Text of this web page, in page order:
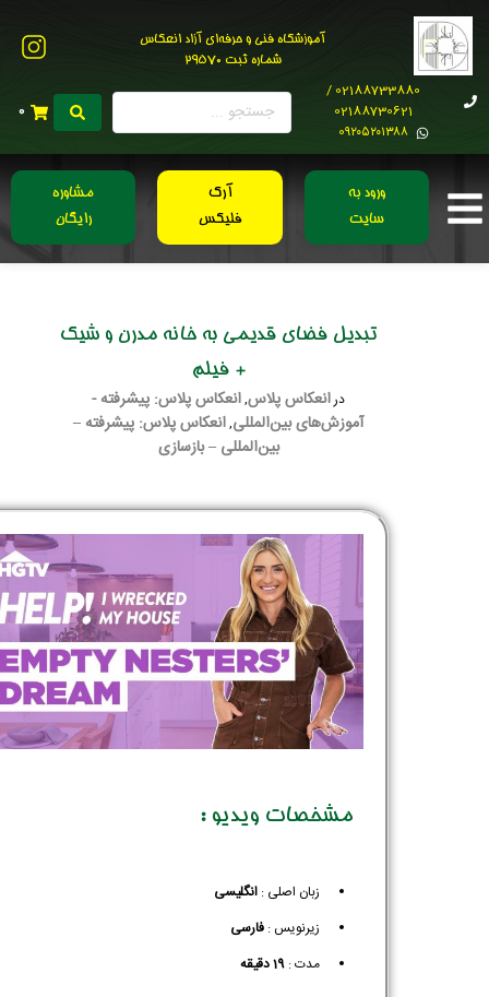
آموزشگاه فنی و حرفه‌ای آزاد انعکاس
شماره ثبت 29570
02188733880 /
02188730621
0۹۲۰۵۲۰۱۳۸۸
0
ورود به
سایت
آرک
فلیکس
مشاوره
رایگان
تبدیل فضای قدیمی به خانه مدرن و شیک
+ فیلم
درانعکاس پلاس,انعکاس پلاس: پیشرفته -
آموزش‌های بین‌المللی,انعکاس پلاس: پیشرفته –
بین‌المللی – بازسازی
مشخصات ویدیو :
زبان اصلی : انگلیسی
زیرنویس :‌ فارسی
مدت : 19 دقیقه